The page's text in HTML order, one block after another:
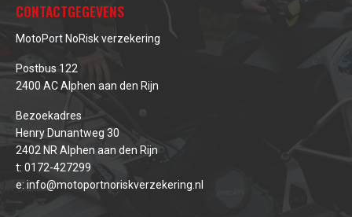
CONTACTGEGEVENS
MotoPort NoRisk verzekering
Postbus 122
2400 AC Alphen aan den Rijn
Bezoekadres
Henry Dunantweg 30
2402 NR Alphen aan den Rijn
t: 0172-427299
e: info@motoportnoriskverzekering.nl